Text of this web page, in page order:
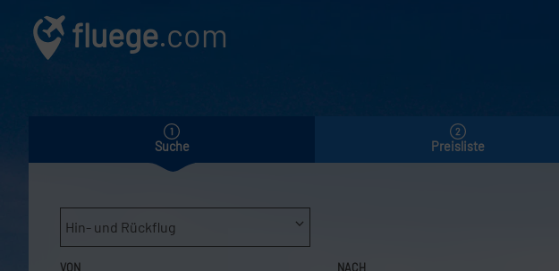
fluege.com
Suche Preisliste
Hin- und Rückflug
VON NACH